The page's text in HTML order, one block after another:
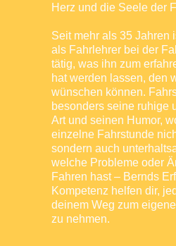
Herz und die Seele der
Seit mehr als 35 Jahren
als Fahrlehrer bei der
tätig, was ihn zum
hat werden lassen, den
wünschen können.
besonders seine ruhige
Art und seinen Humor,
einzelne Fahrstunde
sondern auch
welche Probleme oder
Fahren hast – Bernds
Kompetenz helfen dir,
deinem Weg zum
zu nehmen.